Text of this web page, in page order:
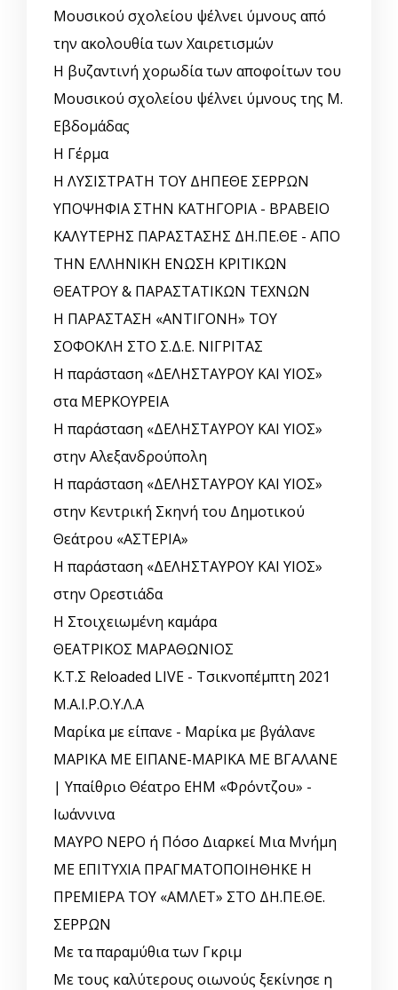
Μουσικού σχολείου ψέλνει ύμνους από
την ακολουθία των Χαιρετισμών
Η βυζαντινή χορωδία των αποφοίτων του
Μουσικού σχολείου ψέλνει ύμνους της Μ.
Εβδομάδας
Η Γέρμα
Η ΛΥΣΙΣΤΡΑΤΗ ΤΟΥ ΔΗΠΕΘΕ ΣΕΡΡΩΝ
ΥΠΟΨΗΦΙΑ ΣΤΗΝ ΚΑΤΗΓΟΡΙΑ - ΒΡΑΒΕΙΟ
ΚΑΛΥΤΕΡΗΣ ΠΑΡΑΣΤΑΣΗΣ ΔΗ.ΠΕ.ΘΕ - ΑΠΟ
ΤΗΝ ΕΛΛΗΝΙΚΗ ΕΝΩΣΗ ΚΡΙΤΙΚΩΝ
ΘΕΑΤΡΟΥ & ΠΑΡΑΣΤΑΤΙΚΩΝ ΤΕΧΝΩΝ
Η ΠΑΡΑΣΤΑΣΗ «ΑΝΤΙΓΟΝΗ» ΤΟΥ
ΣΟΦΟΚΛΗ ΣΤΟ Σ.Δ.Ε. ΝΙΓΡΙΤΑΣ
Η παράσταση «ΔΕΛΗΣΤΑΥΡΟΥ ΚΑΙ ΥΙΟΣ»
στα ΜΕΡΚΟΥΡΕΙΑ
Η παράσταση «ΔΕΛΗΣΤΑΥΡΟΥ ΚΑΙ ΥΙΟΣ»
στην Αλεξανδρούπολη
Η παράσταση «ΔΕΛΗΣΤΑΥΡΟΥ ΚΑΙ ΥΙΟΣ»
στην Κεντρική Σκηνή του Δημοτικού
Θεάτρου «ΑΣΤΕΡΙΑ»
Η παράσταση «ΔΕΛΗΣΤΑΥΡΟΥ ΚΑΙ ΥΙΟΣ»
στην Ορεστιάδα
Η Στοιχειωμένη καμάρα
ΘΕΑΤΡΙΚΟΣ ΜΑΡΑΘΩΝΙΟΣ
Κ.Τ.Σ Reloaded LIVE - Τσικνοπέμπτη 2021
Μ.Α.Ι.Ρ.Ο.Υ.Λ.Α
Μαρίκα με είπανε - Μαρίκα με βγάλανε
ΜΑΡΙΚΑ ΜΕ ΕΙΠΑΝΕ-ΜΑΡΙΚΑ ΜΕ ΒΓΑΛΑΝΕ
| Υπαίθριο Θέατρο ΕΗΜ «Φρόντζου» -
Ιωάννινα
ΜΑΥΡΟ ΝΕΡΟ ή Πόσο Διαρκεί Μια Μνήμη
ΜΕ ΕΠΙΤΥΧΙΑ ΠΡΑΓΜΑΤΟΠΟΙΗΘΗΚΕ Η
ΠΡΕΜΙΕΡΑ ΤΟΥ «ΑΜΛΕΤ» ΣΤΟ ΔΗ.ΠΕ.ΘΕ.
ΣΕΡΡΩΝ
Με τα παραμύθια των Γκριμ
Με τους καλύτερους οιωνούς ξεκίνησε η